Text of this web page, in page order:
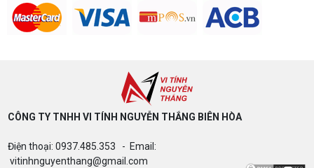
dễ nâng cấp CPU/VGA sau này, tư vấn miễn phí
theo đúng ngân sách.
Build PC gaming theo ngân sách từ 10-40 triệu:
cách phân bổ CPU, GPU, RAM hợp lý, chọn
Intel/AMD và tránh sai tương thích. Tư vấn miễn
phí tại Vi tính Nguyễn Thắng.
GIGABYTE & INTEL CORE ULTRA 200S
PLUS – NHẬN VOUCHER ĐẾN 800K
CÔNG TY TNHH VI TÍNH NGUYỄN THẮNG BIÊN HÒA​
Điện thoại: 0937.485.353 - Email:
vitinhnguyenthang@gmail.com